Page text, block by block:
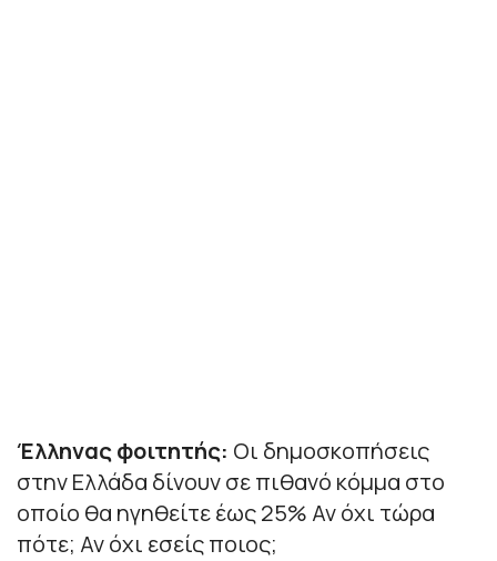
Έλληνας φοιτητής: Οι δημοσκοπήσεις
στην Ελλάδα δίνουν σε πιθανό κόμμα στο
οποίο θα ηγηθείτε έως 25% Αν όχι τώρα
πότε; Αν όχι εσείς ποιος;